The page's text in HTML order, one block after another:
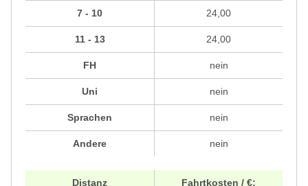
7 - 10
11 - 13
FH
Uni
Sprachen
Andere
24,00
24,00
nein
nein
nein
nein
Distanz Fahrtkosten / €: